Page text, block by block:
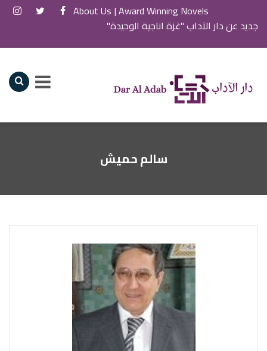
Award Winning Novels |
About Us
جديد عن دار الآداب "غزة اناجية الوحيدة"
سالم حميش